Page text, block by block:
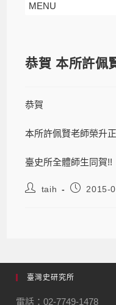
MENU
恭賀 本所許佩
恭賀
本所許佩賢老師榮升
臺史所全體師生同賀!!
taih 2015-
臺灣史研究所
電話：02-7749-1478